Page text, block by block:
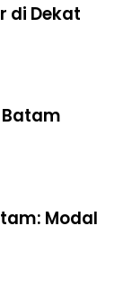
di Dekat
Batam
Modal